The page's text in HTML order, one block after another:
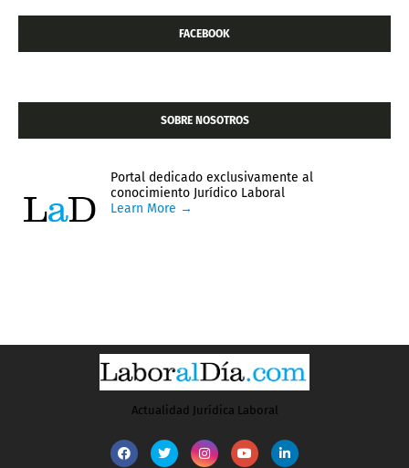
FACEBOOK
SOBRE NOSOTROS
Portal dedicado exclusivamente al
conocimiento Jurídico Laboral
Learn More →
Actualidad Jurídica Laboral